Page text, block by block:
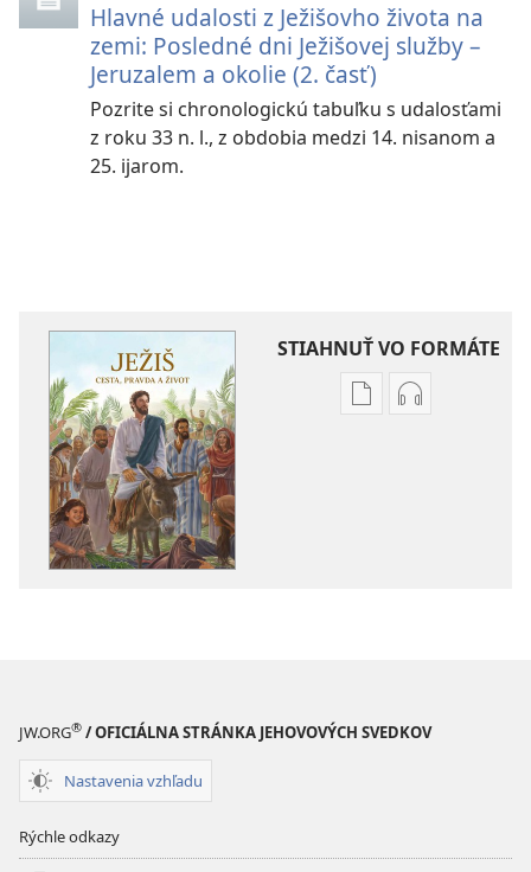
Hlavné udalosti z Ježišovho života na
zemi: Posledné dni Ježišovej služby –
Jeruzalem a okolie (2. časť)
Pozrite si chronologickú tabuľku s udalosťami
z roku 33 n. l., z obdobia medzi 14. nisanom a
25. ijarom.
STIAHNUŤ VO FORMÁTE
MožnostiMožnosti
JW.ORG® / OFICIÁLNA STRÁNKA JEHOVOVÝCH SVEDKOV
Nastavenia vzhľadu
Rýchle odkazy